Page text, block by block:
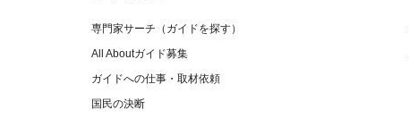
専門家サーチ（ガイドを探す）
All Aboutガイド募集
ガイドへの仕事・取材依頼
国民の決断